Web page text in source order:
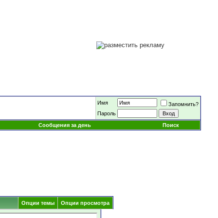
Имя
Запомнить?
Пароль
Сообщения за день
Поиск
Опции темы Опции просмотра